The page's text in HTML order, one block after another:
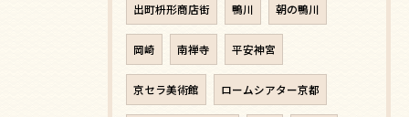
出町枡形商店街 鴨川 朝の鴨川
岡崎 南禅寺 平安神宮
京セラ美術館 ロームシアター京都